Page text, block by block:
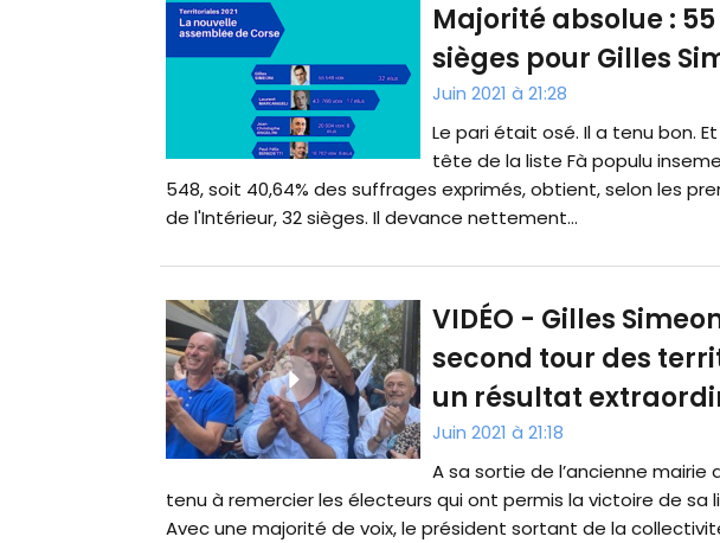
Majorité absolue : 55
sièges pour Gilles
Juin 2021 à 21:28
Le pari était osé. Il a tenu bon.
tête de la liste Fà populu
548, soit 40,64% des suffrages exprimés, obtient, selon les
de l'Intérieur, 32 sièges. Il devance nettement...
VIDÉO - Gilles
second tour des
un résultat
Juin 2021 à 21:18
A sa sortie de l’ancienne mairie
tenu à remercier les électeurs qui ont permis la victoire de sa
Avec une majorité de voix, le président sortant de la